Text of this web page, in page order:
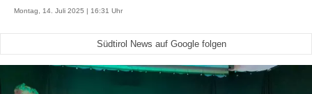
Montag, 14. Juli 2025 | 16:31 Uhr
Südtirol News auf Google folgen